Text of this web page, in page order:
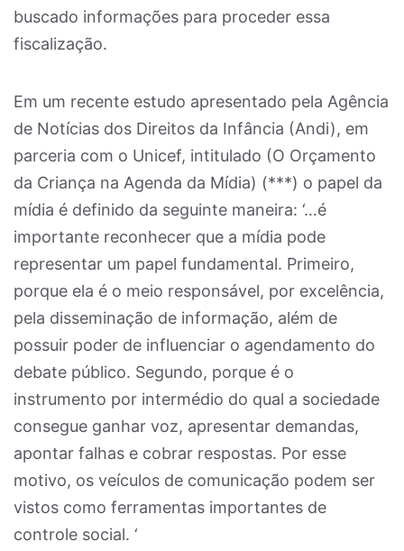
buscado informações para proceder essa
fiscalização.
Em um recente estudo apresentado pela Agência
de Notícias dos Direitos da Infância (Andi), em
parceria com o Unicef, intitulado (O Orçamento
da Criança na Agenda da Mídia) (***) o papel da
mídia é definido da seguinte maneira: ‘…é
importante reconhecer que a mídia pode
representar um papel fundamental. Primeiro,
porque ela é o meio responsável, por excelência,
pela disseminação de informação, além de
possuir poder de influenciar o agendamento do
debate público. Segundo, porque é o
instrumento por intermédio do qual a sociedade
consegue ganhar voz, apresentar demandas,
apontar falhas e cobrar respostas. Por esse
motivo, os veículos de comunicação podem ser
vistos como ferramentas importantes de
controle social. ‘